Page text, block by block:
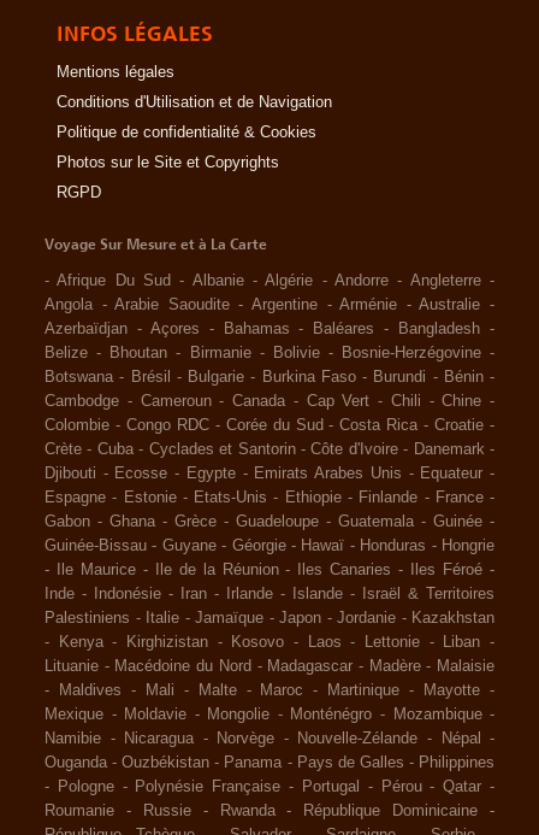
INFOS LÉGALES
Mentions légales
Conditions d'Utilisation et de Navigation
Politique de confidentialité & Cookies
Photos sur le Site et Copyrights
RGPD
Voyage Sur Mesure et à La Carte
-Afrique Du Sud - Albanie -Algérie -Andorre - Angleterre -
Angola -Arabie Saoudite -Argentine -Arménie -Australie -
Azerbaïdjan - Açores - Bahamas - Baléares - Bangladesh -
Belize - Bhoutan - Birmanie - Bolivie - Bosnie-Herzégovine -
Botswana - Brésil - Bulgarie - Burkina Faso - Burundi - Bénin -
Cambodge - Cameroun - Canada - Cap Vert - Chili -Chine -
Colombie - Congo RDC - Corée du Sud -Costa Rica -Croatie -
Crète - Cuba - Cyclades et Santorin -Côte d'Ivoire - Danemark -
Djibouti - Ecosse - Egypte - Emirats Arabes Unis - Equateur -
Espagne - Estonie - Etats-Unis - Ethiopie - Finlande - France -
Gabon - Ghana - Grèce - Guadeloupe - Guatemala - Guinée -
Guinée-Bissau - Guyane - Géorgie - Hawaï - Honduras - Hongrie
-
Ile Maurice - Ile de la Réunion - Iles Canaries - Iles Féroé -
Inde - Indonésie - Iran - Irlande - Islande -
Israël & Territoires
Palestiniens - Italie - Jamaïque - Japon - Jordanie - Kazakhstan
-
Kenya - Kirghizistan - Kosovo - Laos - Lettonie - Liban -
Lituanie - Macédoine du Nord - Madagascar - Madère - Malaisie
-
Maldives - Mali - Malte - Maroc - Martinique - Mayotte -
Mexique - Moldavie - Mongolie - Monténégro - Mozambique -
Namibie - Nicaragua - Norvège - Nouvelle-Zélande - Népal
-
Ouganda -Ouzbékistan - Panama - Pays de Galles - Philippines
-
Pologne - Polynésie Française - Portugal - Pérou -Qatar -
Roumanie
- Russie - Rwanda - République Dominicaine
-